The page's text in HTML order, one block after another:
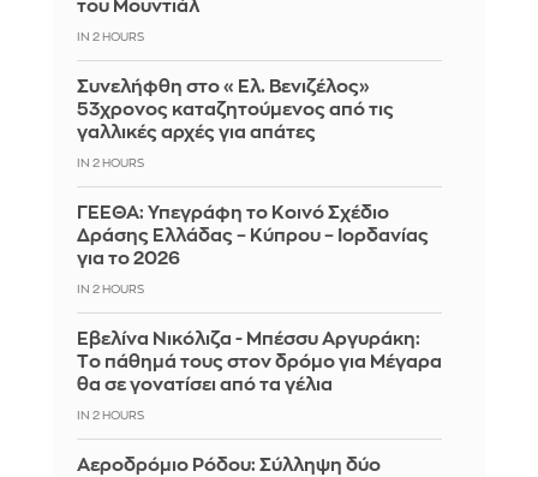
του Μουντιάλ
IN 2 HOURS
Συνελήφθη στο «Ελ. Βενιζέλος»
53χρονος καταζητούμενος από τις
γαλλικές αρχές για απάτες
IN 2 HOURS
ΓΕΕΘΑ: Υπεγράφη το Κοινό Σχέδιο
Δράσης Ελλάδας – Κύπρου – Ιορδανίας
για το 2026
IN 2 HOURS
Εβελίνα Νικόλιζα - Μπέσσυ Αργυράκη:
Tο πάθημά τους στον δρόμο για Μέγαρα
θα σε γονατίσει από τα γέλια
IN 2 HOURS
Αεροδρόμιο Ρόδου: Σύλληψη δύο